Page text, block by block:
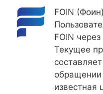
FOIN
FOIN
Текущее
обращении
известная